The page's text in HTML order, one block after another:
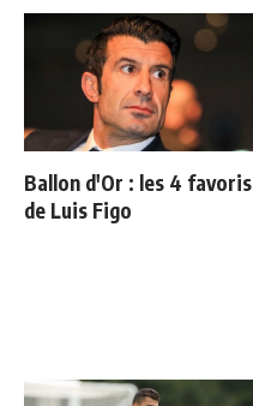
Ballon d'Or : les 4 favoris
de Luis Figo